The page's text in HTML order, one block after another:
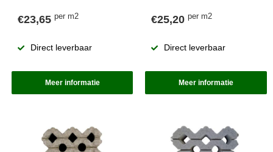
€23,65 per m2
Direct leverbaar
Meer informatie
€25,20per m2
Direct leverbaar
Meer informatie